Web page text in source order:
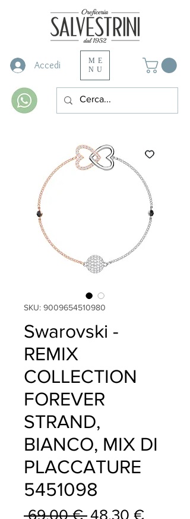
Accedi
ME
NU
SKU: 9009654510980
Swarovski -
REMIX
COLLECTION
FOREVER
STRAND,
BIANCO, MIX DI
PLACCATURE
5451098
69,00 € Prezzo
48,30 €Prezzo